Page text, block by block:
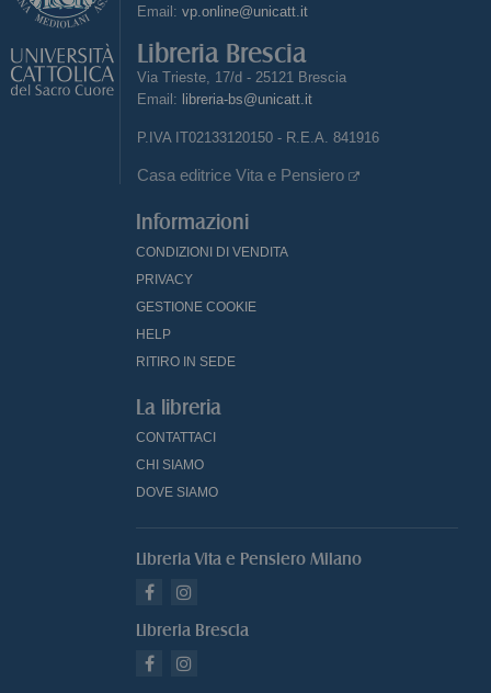
Email: vp.online@unicatt.it
Libreria Brescia
Via Trieste, 17/d - 25121 Brescia
Email: libreria-bs@unicatt.it
P.IVA IT02133120150 - R.E.A. 841916
Casa editrice Vita e Pensiero
Informazioni
CONDIZIONI DI VENDITA
PRIVACY
GESTIONE COOKIE
HELP
RITIRO IN SEDE
La libreria
CONTATTACI
CHI SIAMO
DOVE SIAMO
Libreria Vita e Pensiero Milano
Libreria Brescia